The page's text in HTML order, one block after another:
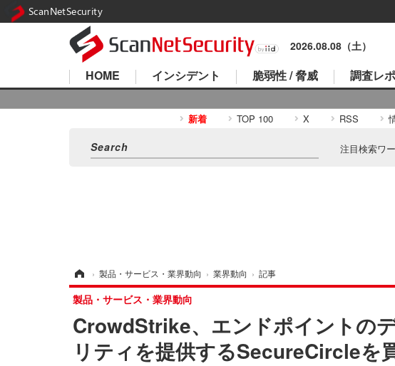
2026.08.08（土）
HOME インシデント 脆弱性 / 脅威 調査レ
新着 TOP 100 X RSS
注目検索ワ
› 製品・サービス・業界動向 › 業界動向 › 記事
CrowdStrike、エンドポイントの
リティを提供するSecureCircleを
製品・サービス・業界動向
ScanNetSecurity